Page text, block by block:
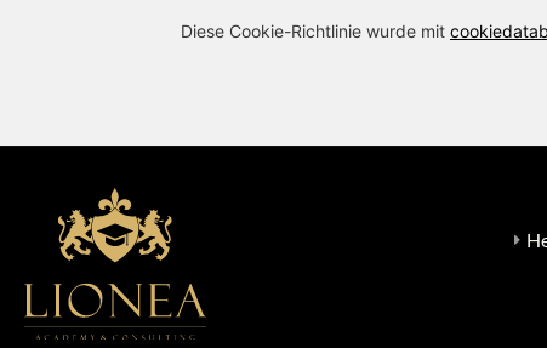
Diese Cookie-Richtlinie wurde mit